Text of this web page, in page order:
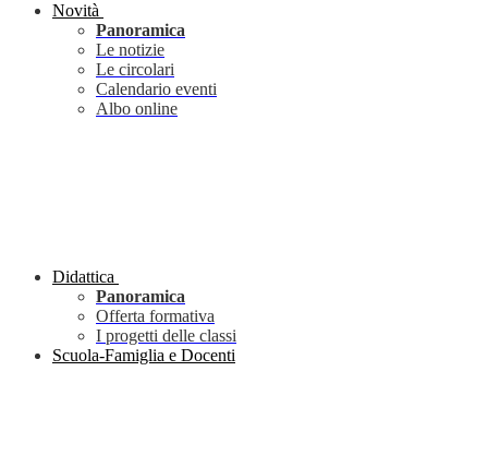
Novità
Panoramica
Le notizie
Le circolari
Calendario eventi
Albo online
Didattica
Panoramica
Offerta formativa
I progetti delle classi
Scuola-Famiglia e Docenti